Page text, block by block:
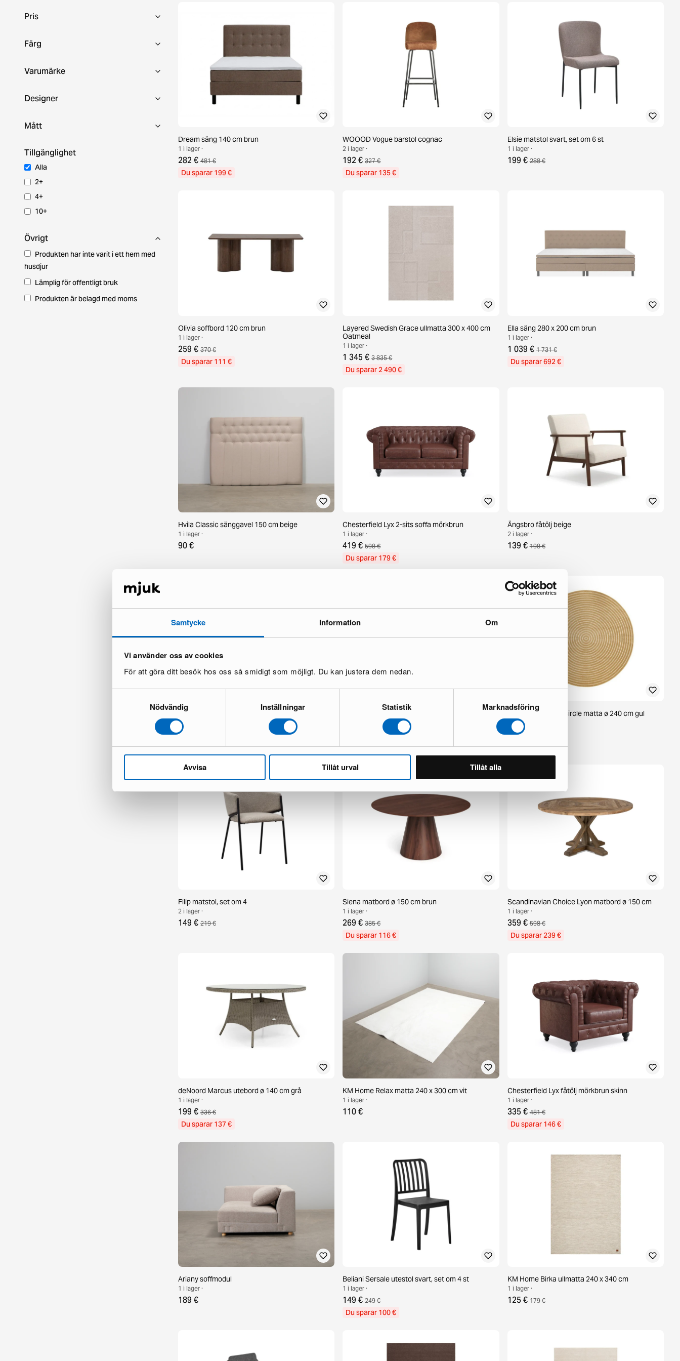
Samtycke Information Om
Vi använder oss av cookies
För att göra ditt besök hos oss så smidigt som möjligt. Du kan justera dem nedan.
Nödvändig Inställningar Statistik Marknadsföring
Avvisa Tillåt urval Tillåt alla
Pris
Färg
Varumärke
Designer
Mått
Tillgänglighet
Alla
2+
4+
10+
Övrigt
Produkten har inte varit i ett hem med
husdjur
Lämplig för offentligt bruk
Produkten är belagd med moms
Dream säng 140 cm brun
1 i lager ·
282 € 481 €
Du sparar 199 €
WOOOD Vogue barstol cognac
2 i lager ·
192 € 327 €
Du sparar 135 €
Elsie matstol svart, set om 6 st
1 i lager ·
199 € 288 €
Olivia soffbord 120 cm brun
1 i lager ·
259 € 370 €
Du sparar 111 €
Layered Swedish Grace ullmatta 300 x 400 cm
Oatmeal
1 i lager ·
1 345 € 3 835 €
Du sparar 2 490 €
Ella säng 280 x 200 cm brun
1 i lager ·
1 039 € 1 731 €
Du sparar 692 €
Hvila Classic sänggavel 150 cm beige
1 i lager ·
90 €
Chesterfield Lyx 2-sits soffa mörkbrun
1 i lager ·
419 € 598 €
Du sparar 179 €
Ängsbro fåtölj beige
2 i lager ·
139 € 198 €
Chesterfield Lyx fåtölj mörkbrun skinn
1 i lager ·
335 €
Du sparar 146 € Du sparar 279 €
KM Home Hawaii Circle matta ø 240 cm gul
1 i lager ·
85 €
Filip matstol, set om 4
2 i lager ·
149 € 219 €
Siena matbord ø 150 cm brun
1 i lager ·
269 € 385 €
Du sparar 116 €
Scandinavian Choice Lyon matbord ø 150 cm
1 i lager ·
359 € 598 €
Du sparar 239 €
deNoord Marcus utebord ø 140 cm grå
1 i lager ·
199 € 336 €
Du sparar 137 €
KM Home Relax matta 240 x 300 cm vit
1 i lager ·
110 €
Chesterfield Lyx fåtölj mörkbrun skinn
1 i lager ·
335 € 481 €
Du sparar 146 €
Ariany soffmodul
1 i lager ·
189 €
Beliani Sersale utestol svart, set om 4 st
1 i lager ·
149 € 249 €
Du sparar 100 €
KM Home Birka ullmatta 240 x 340 cm
1 i lager ·
125 € 179 €